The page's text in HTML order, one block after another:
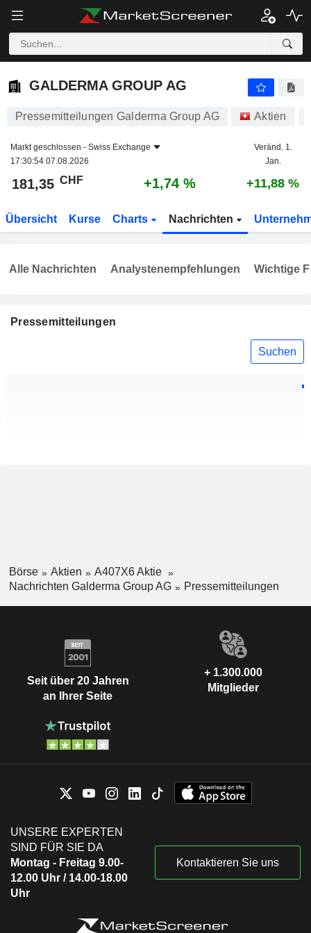
GALDERMA GROUP AG
GALDERMA GROUP AG
Pressemitteilungen Galderma Group AG Aktien
Markt geschlossen - Swiss Exchange
17:30:54 07.08.2026
Veränd. 1.
Jan.
181,35 CHF +1,74 % +11,88 %
Übersicht Kurse Charts Nachrichten
Pressemitteilungen
Suchen
Alle Nachrichten Analystenempfehlungen Wichtige
Börse Aktien
A407X6 Aktie
Nachrichten Galderma Group AG
Pressemitteilungen
Seit über 20 Jahren
an Ihrer Seite
+ 1.300.000
Mitglieder
UNSERE EXPERTEN
SIND FÜR SIE DA
Montag - Freitag 9.00-
12.00 Uhr / 14.00-18.00
Uhr
Kontaktieren Sie uns